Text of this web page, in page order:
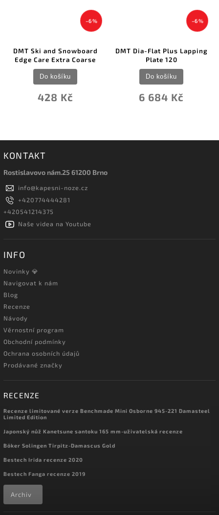
–6 %
DMT Ski and Snowboard
Edge Care Extra Coarse
428 Kč
Do košíku
–6 %
DMT Dia-Flat Plus Lapping
Plate 120
6 684 Kč
Do košíku
KONTAKT
Rostislavovo nám.25 61200 Brno
info@kapesni-noze.cz
+420774444281
+420541214375
Naše videa na Youtube
INFO
Novinky 💎
Navigovat k nám
Blog
Recenze
Návody
Věrnostní program
Obchodní podmínky
Ochrana osobních údajů
Prodávané značky
RECENZE
Recenze limitované verze Benchmade Mini Osborne 945-221 Damasteel
Limited Edition
Japonský nůž Kanetsune santoku 165 mm-uživatelská recenze
Böker Solingen Tirpitz-Damascus Gold
Bestech Irida recenze 2020
Bestech Fanga recenze 2019
Archiv